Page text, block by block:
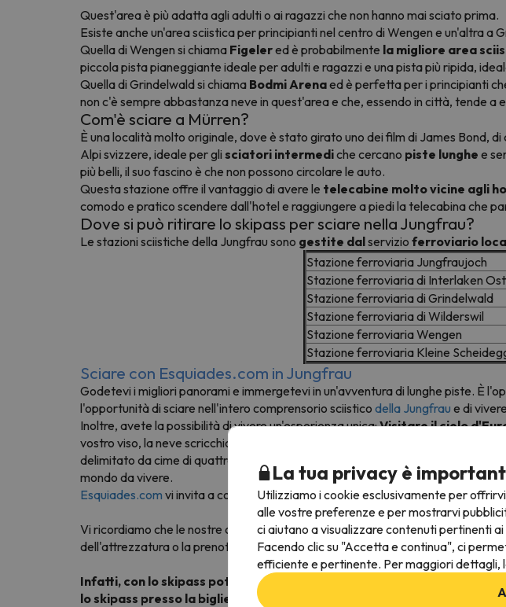
Quest'area è più adatta agli adulti o ai ragazzi che non hanno mai sciato prima.
Esiste anche un'area sciistica per principianti nel centro di Wengen e un'altra a
Quella di Wengen si chiama Figelered è probabilmente la migliore area
piccola pista pianeggiante ideale per adulti e ragazzi e una pista più ripida,
Quella di Grindelwald si chiama Bodmi Arenaed è perfetta per i principianti
non c'è sempre abbastanza neve in quest'area e che, essendo in città, tende a
Com'è sciare a Mürren?
È una località molto originale, dove è stato girato uno dei film di James Bond,
Alpi svizzere, ideale per gli sciatori intermediche cercano piste lunghe e
più belli, il suo fascino è che non possono circolare le auto.
Questa stazione offre il vantaggio di avere le telecabine molto vicine agli
comodo e pratico scendere dall'hotel e raggiungere a piedi la telecabina che
Dove si può ritirare lo skipass per sciare nella Jungfrau?
Le stazioni sciistiche della Jungfrau sono gestite dalservizio ferroviario
Stazione ferroviaria Jungfraujoch
Stazione ferroviaria di Interlaken Ost
Stazione ferroviaria di Grindelwald
Stazione ferroviaria di Wilderswil
Stazione ferroviaria Wengen
Stazione ferroviaria Kleine
Sciare con Esquiades.com in Jungfrau
Godetevi i migliori panorami e immergetevi in un'avventura di lunghe piste. È
l'opportunità di sciare nell'intero comprensorio sciistico della Jungfrau e di
Inoltre, avete la possibilità di vivere un'esperienza unica:Visitare il cielo
vostro viso, la neve scricchiola sotto i vostri piedi e il panorama vi toglie quasi
delimitato da cime di quattromila metri. In piedi sullo Jungfraujoch, a 3.454
mondo da vivere.
Esquiades.com vi invita a conoscere questa straordinaria stazione sciistica.
Vi ricordiamo che le nostre offerte sci includono sempre l'alloggio e lo skipass, e
dell'attrezzatura o la prenotazione di lezioni di sci per migliorare il vostro livello
Infatti, con lo skipass potrete utilizzare il servizio ferroviario tutte le
lo skipass presso la biglietteria ferroviaria di
e da lì
La tua privacy è
Utilizziamo i cookie esclusivamente per
alle vostre preferenze e per mostrarvi
ci aiutano a visualizzare contenuti pertinenti
Facendo clic su "Accetta e continua", ci
efficiente e pertinente. Per maggiori dettagli,